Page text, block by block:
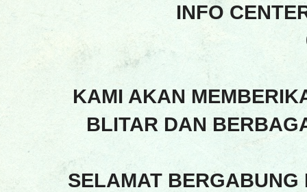
INFO
KAMI AKAN
BLITAR DAN
SELAMAT